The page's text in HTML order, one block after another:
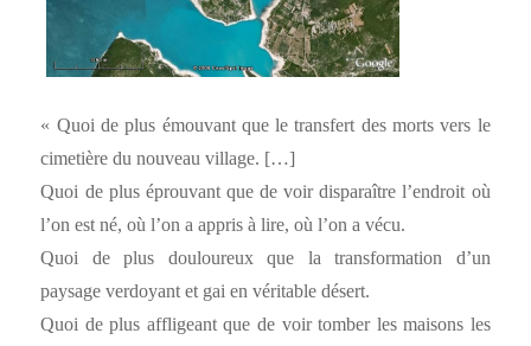
« Quoi de plus émouvant que le transfert des morts vers le
cimetière du nouveau village. […]
Quoi de plus éprouvant que de voir disparaître l’endroit où
l’on est né, où l’on a appris à lire, où l’on a vécu.
Quoi de plus douloureux que la transformation d’un
paysage verdoyant et gai en véritable désert.
Quoi de plus affligeant que de voir tomber les maisons les